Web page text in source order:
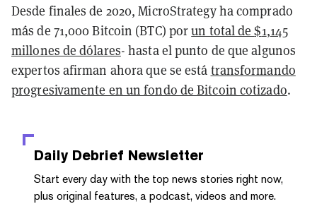
Desde finales de 2020, MicroStrategy ha comprado
más de 71,000 Bitcoin (BTC) porun total de$1,145
millones de dólares- hasta el punto de que algunos
expertos afirman ahora que se está transformando
progresivamente en un fondo de Bitcoin cotizado.
Daily Debrief Newsletter
Start every day with the top news stories right now,
plus original features, a podcast, videos and more.